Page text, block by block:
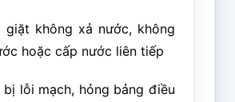
giặt không xả nước, không
hoặc cấp nước liên tiếp
bị lỗi mạch, hỏng bảng điều